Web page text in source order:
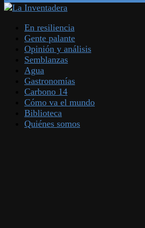
En resiliencia
Gente palante
Opinión y análisis
Semblanzas
Agua
Gastronomías
Carbono 14
Cómo va el mundo
Biblioteca
Quiénes somos